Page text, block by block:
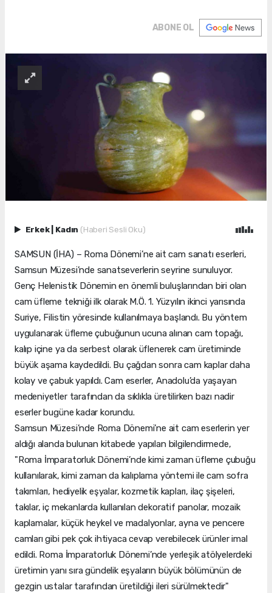
ABONE OL
Erkek Kadın (Haberi Sesli Oku)
SAMSUN (İHA) – Roma Dönemi’ne ait cam sanatı eserleri,
Samsun Müzesi’nde sanatseverlerin seyrine sunuluyor.
Genç Helenistik Dönemin en önemli buluşlarından biri olan
cam üfleme tekniği ilk olarak M.Ö. 1. Yüzyılın ikinci yarısında
Suriye, Filistin yöresinde kullanılmaya başlandı. Bu yöntem
uygulanarak üfleme çubuğunun ucuna alınan cam topağı,
kalıp içine ya da serbest olarak üflenerek cam üretiminde
büyük aşama kaydedildi. Bu çağdan sonra cam kaplar daha
kolay ve çabuk yapıldı. Cam eserler, Anadolu’da yaşayan
medeniyetler tarafından da sıklıkla üretilirken bazı nadir
eserler bugüne kadar korundu.
Samsun Müzesi’nde Roma Dönemi’ne ait cam eserlerin yer
aldığı alanda bulunan kitabede yapılan bilgilendirmede,
"Roma İmparatorluk Dönemi’nde kimi zaman üfleme çubuğu
kullanılarak, kimi zaman da kalıplama yöntemi ile cam sofra
takımları, hediyelik eşyalar, kozmetik kapları, ilaç şişeleri,
takılar, iç mekanlarda kullanılan dekoratif panolar, mozaik
kaplamalar, küçük heykel ve madalyonlar, ayna ve pencere
camları gibi pek çok ihtiyaca cevap verebilecek ürünler imal
edildi. Roma İmparatorluk Dönemi’nde yerleşik atölyelerdeki
üretimin yanı sıra gündelik eşyaların büyük bölümünün de
gezgin ustalar tarafından üretildiği ileri sürülmektedir"